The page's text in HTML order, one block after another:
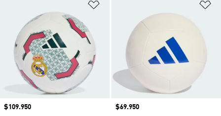
Precio
$109.950
Precio
$69.950